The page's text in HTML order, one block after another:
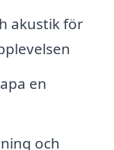
akustik för
en
och